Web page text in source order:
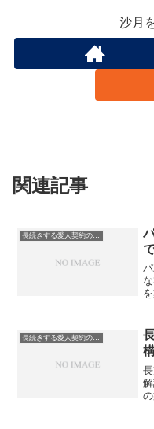
沙月
関連記事
長続きする愛人契約のコツ